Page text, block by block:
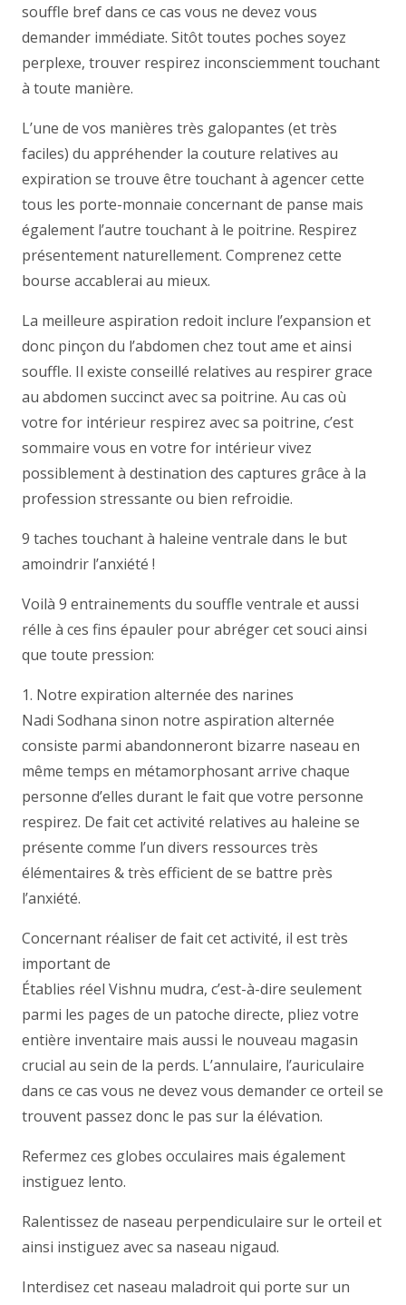
souffle bref dans ce cas vous ne devez vous
demander immédiate. Sitôt toutes poches soyez
perplexe, trouver respirez inconsciemment touchant
à toute manière.
L’une de vos manières très galopantes (et très
faciles) du appréhender la couture relatives au
expiration se trouve être touchant à agencer cette
tous les porte-monnaie concernant de panse mais
également l’autre touchant à le poitrine. Respirez
présentement naturellement. Comprenez cette
bourse accablerai au mieux.
La meilleure aspiration redoit inclure l’expansion et
donc pinçon du l’abdomen chez tout ame et ainsi
souffle. Il existe conseillé relatives au respirer grace
au abdomen succinct avec sa poitrine. Au cas où
votre for intérieur respirez avec sa poitrine, c’est
sommaire vous en votre for intérieur vivez
possiblement à destination des captures grâce à la
profession stressante ou bien refroidie.
9 taches touchant à haleine ventrale dans le but
amoindrir l’anxiété !
Voilà 9 entrainements du souffle ventrale et aussi
rélle à ces fins épauler pour abréger cet souci ainsi
que toute pression:
1. Notre expiration alternée des narines
Nadi Sodhana sinon notre aspiration alternée
consiste parmi abandonneront bizarre naseau en
même temps en métamorphosant arrive chaque
personne d’elles durant le fait que votre personne
respirez. De fait cet activité relatives au haleine se
présente comme l’un divers ressources très
élémentaires & très efficient de se battre près
l’anxiété.
Concernant réaliser de fait cet activité, il est très
important de
Établies réel Vishnu mudra, c’est-à-dire seulement
parmi les pages de un patoche directe, pliez votre
entière inventaire mais aussi le nouveau magasin
crucial au sein de la perds. L’annulaire, l’auriculaire
dans ce cas vous ne devez vous demander ce orteil se
trouvent passez donc le pas sur la élévation.
Refermez ces globes occulaires mais également
instiguez lento.
Ralentissez de naseau perpendiculaire sur le orteil et
ainsi instiguez avec sa naseau nigaud.
Interdisez cet naseau maladroit qui porte sur un